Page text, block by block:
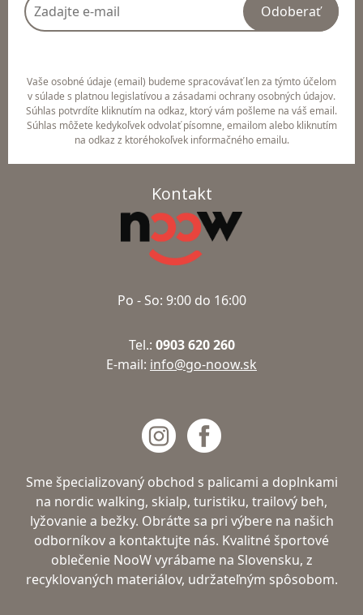
Odoberať
Vaše osobné údaje (email) budeme spracovávať len za týmto účelom
v súlade s platnou legislatívou a zásadami ochrany osobných údajov.
Súhlas potvrdíte kliknutím na odkaz, ktorý vám pošleme na váš email.
Súhlas môžete kedykoľvek odvolať písomne, emailom alebo kliknutím
na odkaz z ktoréhokoľvek informačného emailu.
Kontakt
Po - So: 9:00 do 16:00
Tel.: 0903 620 260
E-mail: info@go-noow.sk
Sme špecializovaný obchod s palicami a doplnkami
na nordic walking, skialp, turistiku, trailový beh,
lyžovanie a bežky. Obráťte sa pri výbere na našich
odborníkov a kontaktujte nás. Kvalitné športové
oblečenie NooW vyrábame na Slovensku, z
recyklovaných materiálov, udržateľným spôsobom.